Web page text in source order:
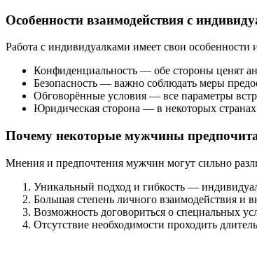
Особенности взаимодействия с
Работа с индивидуалками имеет свои
Конфиденциальность — обе стороны ценят
Безопасность — важно соблюдать меры
Обговорённые условия — все параметры
Юридическая сторона — в некоторых странах
Почему некоторые мужчины
Мнения и предпочтения мужчин могут сильно
Уникальный подход и гибкость —
Большая степень личного взаимодействия и
Возможность договориться о специальных
Отсутствие необходимости проходить